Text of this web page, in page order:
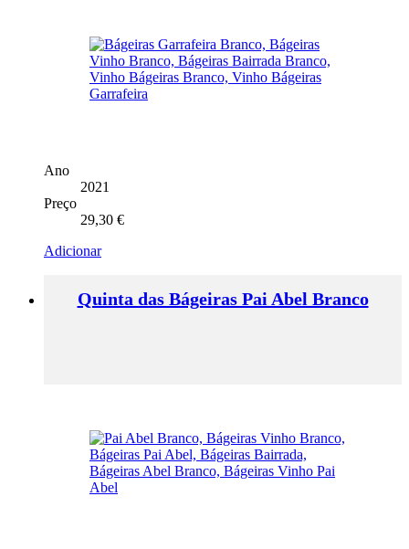
Ano
2021
Preço
29,30 €
Adicionar
Quinta das Bágeiras Pai Abel Branco